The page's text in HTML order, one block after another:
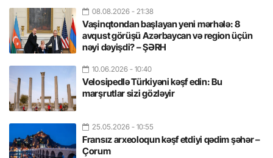
08.08.2026 - 21:38
Vaşinqtondan başlayan yeni mərhələ: 8
avqust görüşü Azərbaycan və region üçün
nəyi dəyişdi? – ŞƏRH
10.06.2026 - 10:40
Velosipedlə Türkiyəni kəşf edin: Bu
marşrutlar sizi gözləyir
25.05.2026 - 10:55
Fransız arxeoloqun kəşf etdiyi qədim şəhər –
Çorum